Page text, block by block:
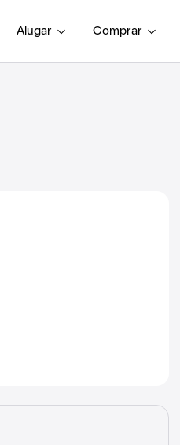
Alugar Comprar